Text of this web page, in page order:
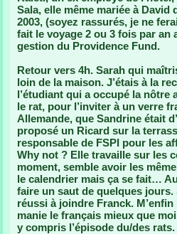
Sala, elle même mariée à David
2003, (soyez rassurés, je ne
fait le voyage 2 ou 3 fois par an
gestion du Providence Fund.
Retour vers 4h. Sarah qui
loin de la maison. J’étais à la
l’étudiant qui a occupé la
le rat, pour l’inviter à un verre
Allemande, que Sandrine était
proposé un Ricard sur la
responsable de FSPI pour les
Why not ? Elle travaille sur les
moment, semble avoir les
le calendrier mais ça se fait…
faire un saut de quelques jours.
réussi à joindre Franck.
manie le français mieux que
y compris l’épisode du/des rats.